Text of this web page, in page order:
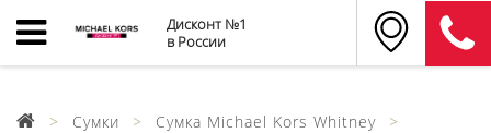
Дисконт №1
в России
Сумки Сумка Michael Kors Whitney